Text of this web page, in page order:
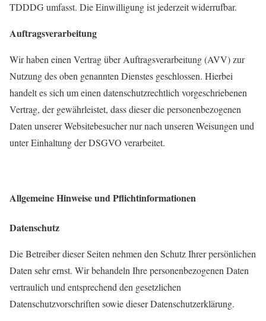
TDDDG umfasst. Die Einwilligung ist jederzeit widerrufbar.
Auftragsverarbeitung
Wir haben einen Vertrag über Auftragsverarbeitung (AVV) zur
Nutzung des oben genannten Dienstes geschlossen. Hierbei
handelt es sich um einen datenschutzrechtlich vorgeschriebenen
Vertrag, der gewährleistet, dass dieser die personenbezogenen
Daten unserer Websitebesucher nur nach unseren Weisungen und
unter Einhaltung der DSGVO verarbeitet.
Allgemeine Hinweise und Pflichtinformationen
Datenschutz
Die Betreiber dieser Seiten nehmen den Schutz Ihrer persönlichen
Daten sehr ernst. Wir behandeln Ihre personenbezogenen Daten
vertraulich und entsprechend den gesetzlichen
Datenschutzvorschriften sowie dieser Datenschutzerklärung.